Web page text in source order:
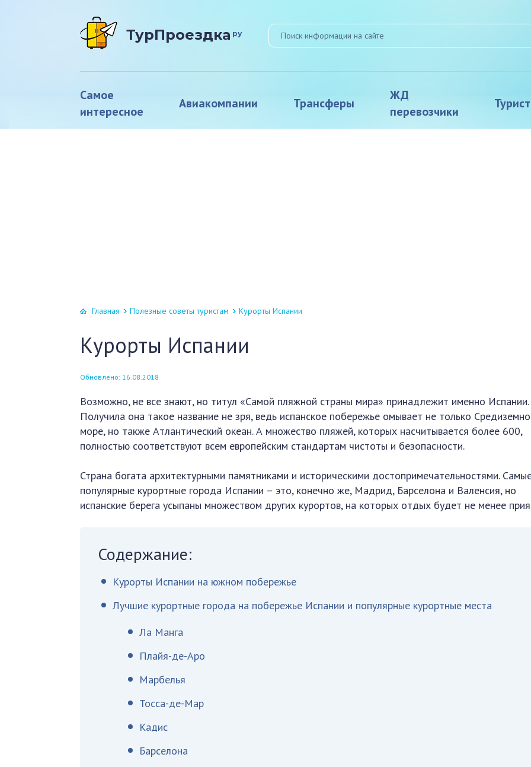
ТурПроездка ру
Самое
интересное
Авиакомпании Трансферы
ЖД
перевозчики
Главная Полезные советы туристам Курорты Испании
Курорты Испании
Обновлено: 16.08.2018
Возможно, не все знают, но титул «Самой пляжной страны мира» принадлежит именно Испании.
Получила она такое название не зря, ведь испанское побережье омывает не только
море, но также Атлантический океан. А множество пляжей, которых насчитывается более 600,
полностью соответствуют всем европейским стандартам чистоты и безопасности.
Страна богата архитектурными памятниками и историческими достопримечательностями.
популярные курортные города Испании – это, конечно же, Мадрид, Барселона и Валенсия, но
испанские берега усыпаны множеством других курортов, на которых отдых будет не менее
Содержание:
Курорты Испании на южном побережье
Лучшие курортные города на побережье Испании и популярные курортные места
Ла Манга
Плайя-де-Аро
Марбелья
Тосса-де-Мар
Кадис
Барселона